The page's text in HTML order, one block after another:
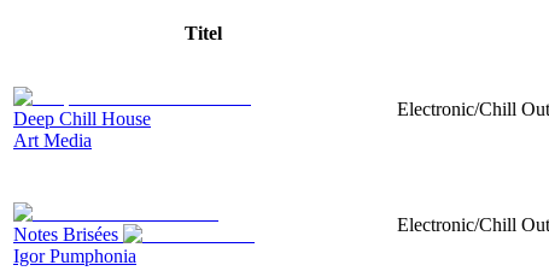
Titel
Deep Chill House
Art Media
Electronic/Chill
Notes Brisées
Igor Pumphonia
Electronic/Chill